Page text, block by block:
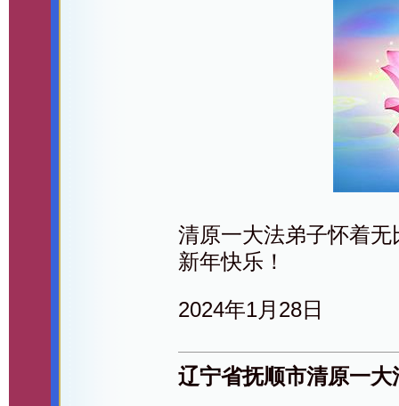
清原一大法弟子怀着
新年快乐！
2024年1月28日
辽宁省抚顺市清原一